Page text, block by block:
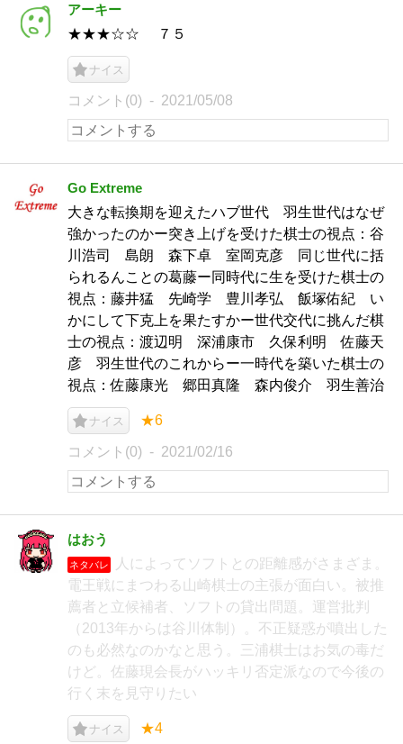
アーキー
★★★☆☆ ７５
ナイス
コメント(0) 2021/05/08
Go Extreme
大きな転換期を迎えたハブ世代 羽生世代はなぜ
強かったのかー突き上げを受けた棋士の視点：谷
川浩司 島朗 森下卓 室岡克彦 同じ世代に括
られるんことの葛藤ー同時代に生を受けた棋士の
視点：藤井猛 先崎学 豊川孝弘 飯塚佑紀 い
かにして下克上を果たすかー世代交代に挑んだ棋
士の視点：渡辺明 深浦康市 久保利明 佐藤天
彦 羽生世代のこれからー一時代を築いた棋士の
視点：佐藤康光 郷田真隆 森内俊介 羽生善治
ナイス ★6
コメント(0) 2021/02/16
はおう
ネタバレ
人によってソフトとの距離感がさまざま。
電王戦にまつわる山崎棋士の主張が面白い。被推
薦者と立候補者、ソフトの貸出問題。運営批判
（2013年からは谷川体制）。不正疑惑が噴出した
のも必然なのかなと思う。三浦棋士はお気の毒だ
けど。佐藤現会長がハッキリ否定派なので今後の
行く末を見守りたい
ナイス ★4